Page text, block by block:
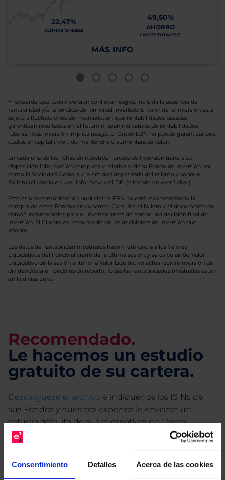
Consentimiento Detalles Acerca de las cookies
22,47%
ÚLTIMOS 12 MESES
49,50%
AHORRO
COSTES TOTALES(*)
MÁS INFO
Y recuerde que toda inversión conlleva riesgos, incluida la ausencia de
rentabilidad y/o la pérdida del principal invertido. El valor de la inversión está
sujeto a fluctuaciones del mercado, sin que rentabilidades pasadas
garanticen resultados en el futuro ni sean indicativas de rentabilidades
futuras. Toda inversión implica riesgo. El Grupo EBN no puede garantizar que
cualquier capital invertido mantendrá o aumentará su valor.
En cada una de las fichas de nuestros Fondos de Inversión tiene a su
disposición información completa y relativa a dicho Fondo de Inversión, así
como la Sociedad Gestora y la entidad depositaria del mismo y sobre el
Folleto (clicando en «ver informe») y el DFI (clicando en «ver ficha»).
Esto es una comunicación publicitaria. EBN no está recomendando la
compra de estos Fondos en concreto. Consulte el folleto y el documento de
datos fundamentales para el inversor antes de tomar una decisión final de
inversión. El Cliente es responsable de las decisiones de inversión que
adopte.
Los datos de rentabilidad mostrados hacen referencia a los Valores
Liquidativos del Fondo al cierre de la última sesión, y se calculan de Valor
Liquidativo de la sesión anterior a Valor Liquidativo actual con reinversión de
dividendos si el fondo es de reparto. Todas las rentabilidades mostradas están
en la divisa Euro.
Recomendado.
Le hacemos un estudio
gratuito de su cartera.
Descárguese el archivo e indíquenos los ISINs de
sus Fondos y nuestros expertos le enviarán un
estudio gratuito de sus alternativas de Clases
Limpias con las que podrá ahorrar en sus costes.